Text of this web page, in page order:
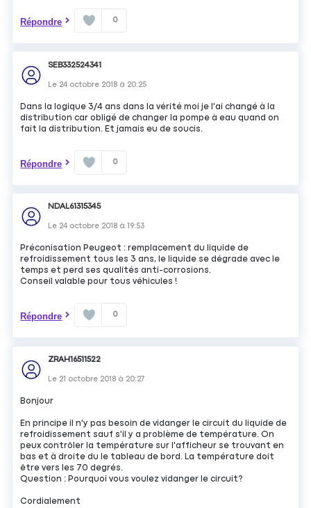
Répondre 0
SEB332524341
Le 24 octobre 2018 à 20:25
Dans la logique 3/4 ans dans la vérité moi je l'ai changé à la
distribution car obligé de changer la pompe à eau quand on
fait la distribution. Et jamais eu de soucis.
Répondre 0
NDAL61315345
Le 24 octobre 2018 à19:53
Préconisation Peugeot : remplacement du liquide de
refroidissement tous les 3 ans, le liquide se dégrade avec le
temps et perd ses qualités anti-corrosions.
Conseil valable pour tous véhicules !
Répondre 0
ZRAH16511522
Le 21 octobre 2018 à 20:27
Bonjour
En principe il n'y pas besoin de vidanger le circuit du liquide de
refroidissement sauf s'il y a problème de température. On
peux contrôler la température sur l'afficheur se trouvant en
bas et à droite du le tableau de bord. La température doit
être vers les 70 degrés.
Question : Pourquoi vous voulez vidanger le circuit?
Cordialement